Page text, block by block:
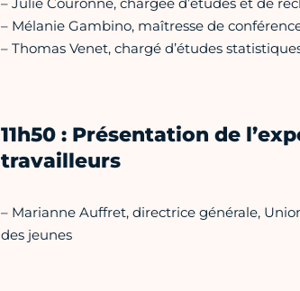
– Mélanie Gambino, maîtresse de
– Thomas Venet, chargé d’études
11h50 : Présentation de
travailleurs
– Marianne Auffret, directrice générale,
des jeunes